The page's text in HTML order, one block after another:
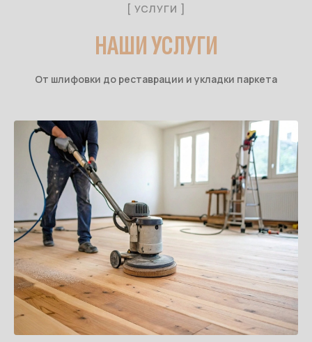
[ УСЛУГИ ]
НАШИ УСЛУГИ
От шлифовки до реставрации и укладки паркета